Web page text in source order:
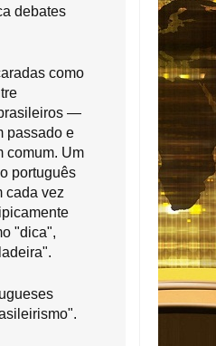
debates
como
—
passado e
comum. Um
português
cada vez
"dica",